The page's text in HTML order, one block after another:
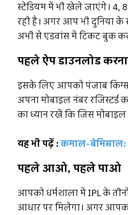
स्टेडियम में भी खेले जाएंगे। 4,
रही है। अगर आप भी दुनिया
अभी से एडवांस में टिकट बुक
पहले ऐप डाउनलोड करना
इसके लिए आपको पंजाब किंग्स
अपना मोबाइल नंबर
का ध्यान रखें कि जिस
यह भी पढ़ें :कमाल-बेमिसाल:
पहले आओ, पहले पाओ
आपको धर्मशाला में IPL के
आधार पर मिलेगा। अगर आपको